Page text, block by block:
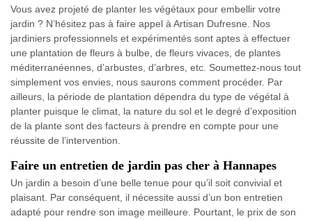
Vous avez projeté de planter les végétaux pour embellir votre
jardin ? N’hésitez pas à faire appel à Artisan Dufresne. Nos
jardiniers professionnels et expérimentés sont aptes à effectuer
une plantation de fleurs à bulbe, de fleurs vivaces, de plantes
méditerranéennes, d’arbustes, d’arbres, etc. Soumettez-nous tout
simplement vos envies, nous saurons comment procéder. Par
ailleurs, la période de plantation dépendra du type de végétal à
planter puisque le climat, la nature du sol et le degré d’exposition
de la plante sont des facteurs à prendre en compte pour une
réussite de l’intervention.
Faire un entretien de jardin pas cher à Hannapes
Un jardin a besoin d’une belle tenue pour qu’il soit convivial et
plaisant. Par conséquent, il nécessite aussi d’un bon entretien
adapté pour rendre son image meilleure. Pourtant, le prix de son